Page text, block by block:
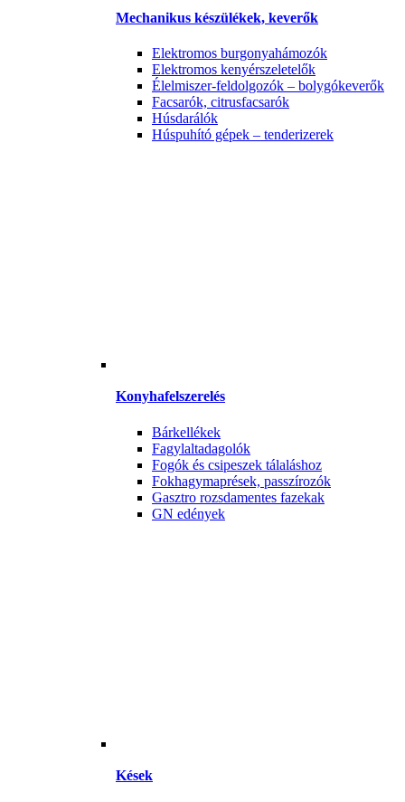
Mechanikus készülékek, keverők
Elektromos burgonyahámozók
Elektromos kenyérszeletelők
Élelmiszer-feldolgozók – bolygókeverők
Facsarók, citrusfacsarók
Húsdarálók
Húspuhító gépek – tenderizerek
Konyhafelszerelés
Bárkellékek
Fagylaltadagolók
Fogók és csipeszek tálaláshoz
Fokhagymaprések, passzírozók
Gasztro rozsdamentes fazekak
GN edények
Kések